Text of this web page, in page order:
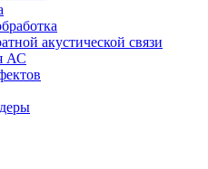
акустической связи
АС